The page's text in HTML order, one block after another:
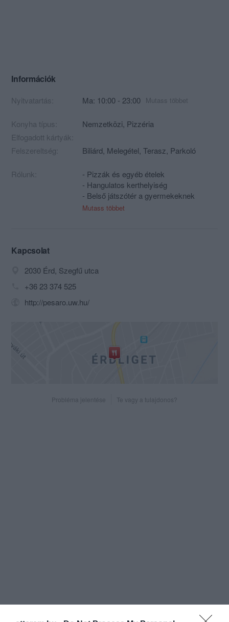
Információk
Nyitvatartás: Ma: 10:00 - 23:00 Mutass többet
Konyha típus: Nemzetközi, Pizzéria
Elfogadott kártyák:
Felszereltség:
Biliárd, Melegétel, Terasz, Parkoló
Rólunk:
- Pizzák és egyéb ételek
- Hangulatos kerthelyiség
- Belső játszótér a gyermekeknek
- Biliard, darts, léghoki
Mutass többet
Kapcsolat
2030 Érd, Szegfű utca
+36 23 374 525
http://pesaro.uw.hu/
Probléma jelentése Te vagy a tulajdonos?